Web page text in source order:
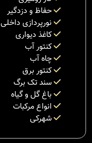
حفاظ و دزدگیر
نورپردازی داخلی
کاغذ دیواری
کنتور آب
چاه آب
کنتور برق
سند تک برگ
باغ گل و گیاه
انواع مرکبات
شهرکی